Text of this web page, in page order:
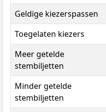
Geldige kiezerspassen
Toegelaten kiezers
Meer getelde
stembiljetten
Minder getelde
stembiljetten